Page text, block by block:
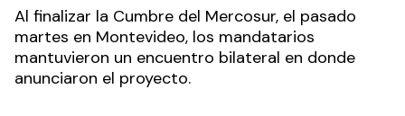
Al finalizar la Cumbre del Mercosur, el pasado
martes en Montevideo, los mandatarios
mantuvieron un encuentro bilateral en donde
anunciaron el proyecto.